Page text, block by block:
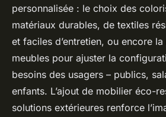
personnalisée : le choix des
matériaux durables, de textiles
et faciles d’entretien, ou encore
meubles pour ajuster la
besoins des usagers – publics,
enfants. L’ajout de mobilier éco-
solutions extérieures renforce